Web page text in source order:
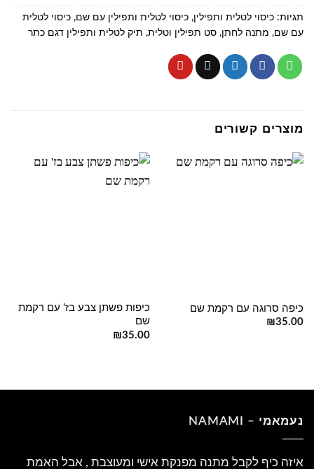
תגיות: כיסוי לטלית ותפילין, כיסוי לטלית ותפילין עם שם, כיסוי לטלית
עם שם, מתנה לחתן, סט תפילין וטלית, תיק לטלית ותפילין דגם כתר
מוצרים קשורים
כיפה סרוגה עם רקמת שם
₪35.00
כיפות פשתן צבע בז' עם רקמת
שם
₪35.00
נעמאמי – NAMAMI
איזה כיף לקבל מתנה מפנקת אישי ומעוצבת , אבל האמת